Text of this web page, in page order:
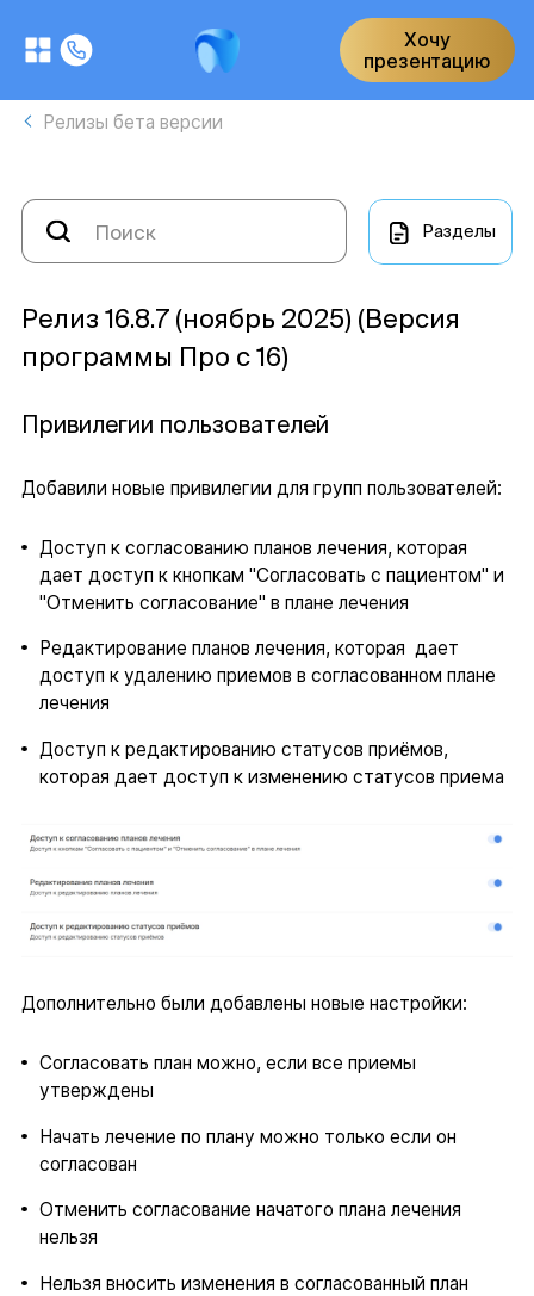
Хочу
презентацию
Релизы бета версии
Разделы
Релиз 16.8.7 (ноябрь 2025) (Версия
программы Про с 16)
Привилегии пользователей
Добавили новые привилегии для групп пользователей:
Доступ к согласованию планов лечения, которая
дает доступ к кнопкам "Согласовать с пациентом" и
"Отменить согласование" в плане лечения
Редактирование планов лечения, которая дает
доступ к удалению приемов в согласованном плане
лечения
Доступ к редактированию статусов приёмов,
которая дает доступ к изменению статусов приема
Дополнительно были добавлены новые настройки:
Согласовать план можно, если все приемы
утверждены
Начать лечение по плану можно только если он
согласован
Отменить согласование начатого плана лечения
нельзя
Нельзя вносить изменения в согласованный план